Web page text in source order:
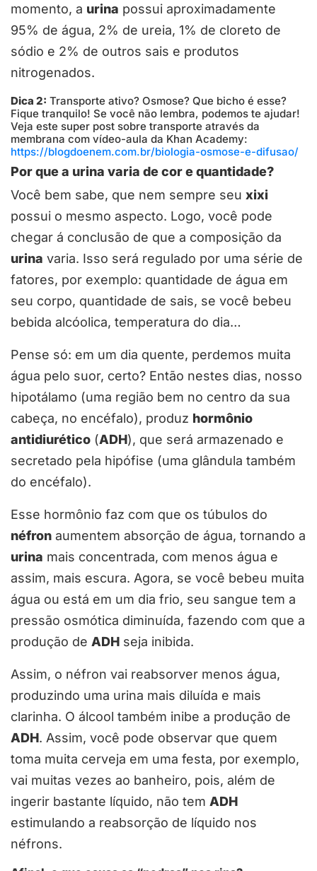
momento, a urina possui aproximadamente
95% de água, 2% de ureia, 1% de cloreto de
sódio e 2% de outros sais e produtos
nitrogenados.
Dica 2: Transporte ativo? Osmose? Que bicho é esse?
Fique tranquilo! Se você não lembra, podemos te ajudar!
Veja este super post sobre transporte através da
membrana com vídeo-aula da Khan Academy:
https://blogdoenem.com.br/biologia-osmose-e-difusao/
Por que a urina varia de cor e quantidade?
Você bem sabe, que nem sempre seu xixi
possui o mesmo aspecto. Logo, você pode
chegar á conclusão de que a composição da
urina varia. Isso será regulado por uma série de
fatores, por exemplo: quantidade de água em
seu corpo, quantidade de sais, se você bebeu
bebida alcóolica, temperatura do dia…
Pense só: em um dia quente, perdemos muita
água pelo suor, certo? Então nestes dias, nosso
hipotálamo (uma região bem no centro da sua
cabeça, no encéfalo), produz hormônio
antidiurético (ADH), que será armazenado e
secretado pela hipófise (uma glândula também
do encéfalo).
Esse hormônio faz com que os túbulos do
néfron aumentem absorção de água, tornando a
urina mais concentrada, com menos água e
assim, mais escura. Agora, se você bebeu muita
água ou está em um dia frio, seu sangue tem a
pressão osmótica diminuída, fazendo com que a
produção de ADH seja inibida.
Assim, o néfron vai reabsorver menos água,
produzindo uma urina mais diluída e mais
clarinha. O álcool também inibe a produção de
ADH. Assim, você pode observar que quem
toma muita cerveja em uma festa, por exemplo,
vai muitas vezes ao banheiro, pois, além de
ingerir bastante líquido, não tem ADH
estimulando a reabsorção de líquido nos
néfrons.